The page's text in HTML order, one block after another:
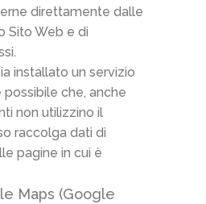
direttamente dalle
Sito Web e di
installato un servizio
che, anche
non utilizzino il
raccolga dati di
pagine in cui è
Maps (Google